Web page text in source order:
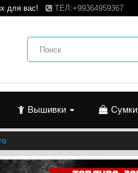
для вас! ТЕЛ:+99364959367
Вышивки Сумки